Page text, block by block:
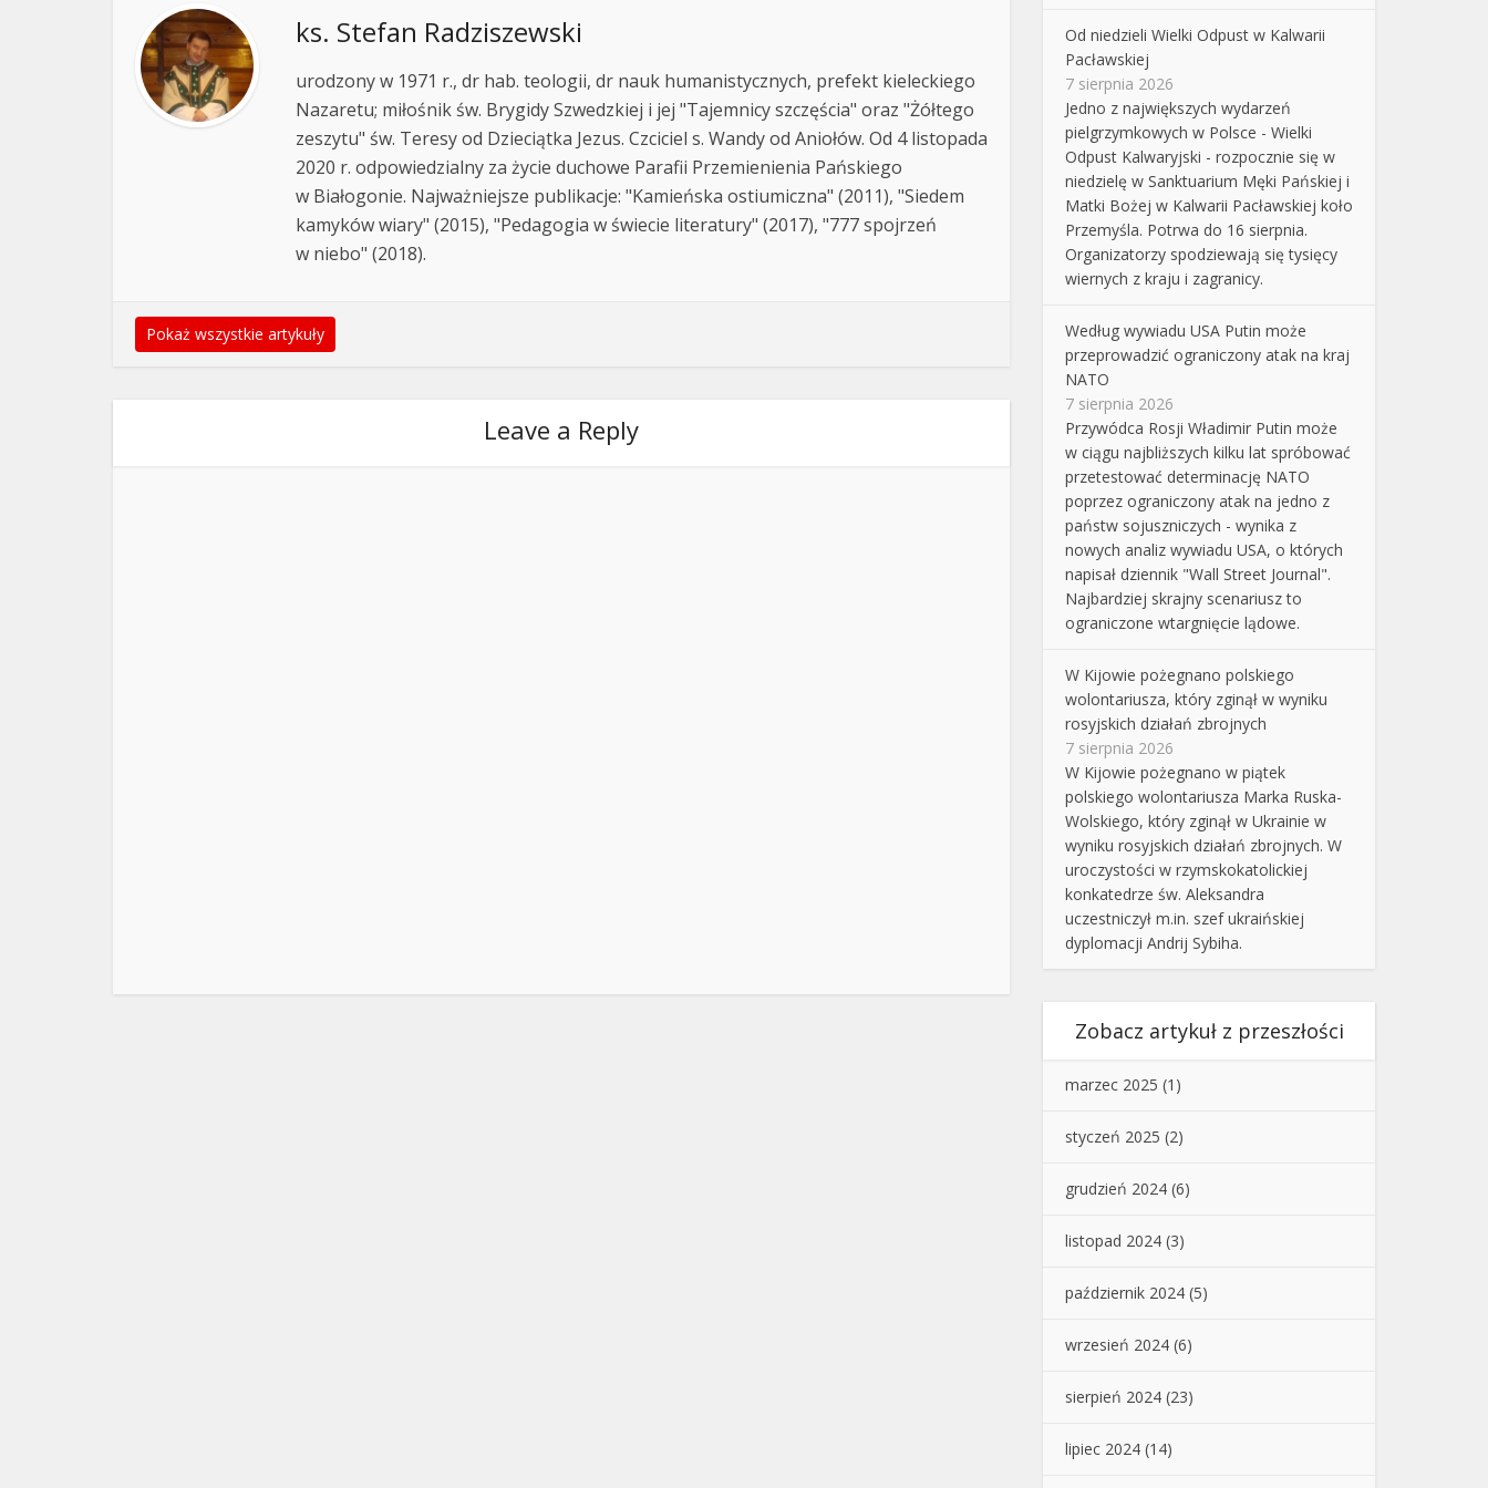
ks. Stefan Radziszewski
urodzony w 1971 r., dr hab. teologii, dr nauk humanistycznych, prefekt kieleckiego
Nazaretu; miłośnik św. Brygidy Szwedzkiej i jej "Tajemnicy szczęścia" oraz "Żółtego
zeszytu" św. Teresy od Dzieciątka Jezus. Czciciel s. Wandy od Aniołów. Od 4 listopada
2020 r. odpowiedzialny za życie duchowe Parafii Przemienienia Pańskiego
w Białogonie. Najważniejsze publikacje: "Kamieńska ostiumiczna" (2011), "Siedem
kamyków wiary" (2015), "Pedagogia w świecie literatury" (2017), "777 spojrzeń
w niebo" (2018).
Pokaż wszystkie artykuły
Leave a Reply
Od niedzieli Wielki Odpust w Kalwarii
Pacławskiej
7 sierpnia 2026
Jedno z największych wydarzeń
pielgrzymkowych w Polsce - Wielki
Odpust Kalwaryjski - rozpocznie się w
niedzielę w Sanktuarium Męki Pańskiej i
Matki Bożej w Kalwarii Pacławskiej koło
Przemyśla. Potrwa do 16 sierpnia.
Organizatorzy spodziewają się tysięcy
wiernych z kraju i zagranicy.
Według wywiadu USA Putin może
przeprowadzić ograniczony atak na kraj
NATO
7 sierpnia 2026
Przywódca Rosji Władimir Putin może
w ciągu najbliższych kilku lat spróbować
przetestować determinację NATO
poprzez ograniczony atak na jedno z
państw sojuszniczych - wynika z
nowych analiz wywiadu USA, o których
napisał dziennik "Wall Street Journal".
Najbardziej skrajny scenariusz to
ograniczone wtargnięcie lądowe.
W Kijowie pożegnano polskiego
wolontariusza, który zginął w wyniku
rosyjskich działań zbrojnych
7 sierpnia 2026
W Kijowie pożegnano w piątek
polskiego wolontariusza Marka Ruska-
Wolskiego, który zginął w Ukrainie w
wyniku rosyjskich działań zbrojnych. W
uroczystości w rzymskokatolickiej
konkatedrze św. Aleksandra
uczestniczył m.in. szef ukraińskiej
dyplomacji Andrij Sybiha.
Zobacz artykuł z przeszłości
marzec 2025 (1)
styczeń 2025 (2)
grudzień 2024 (6)
listopad 2024 (3)
październik 2024 (5)
wrzesień 2024 (6)
sierpień 2024 (23)
lipiec 2024 (14)